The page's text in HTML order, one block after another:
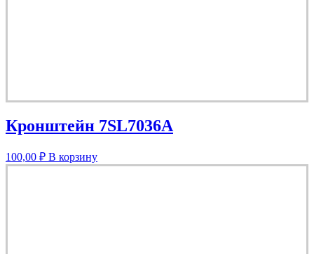
Кронштейн 7SL7036A
100,00 ₽ В корзину